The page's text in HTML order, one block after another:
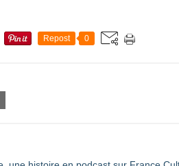
Repost 0